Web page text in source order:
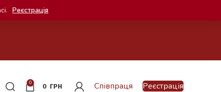
0
0 ГРН Співпраця Реєстрація
Реєстрація